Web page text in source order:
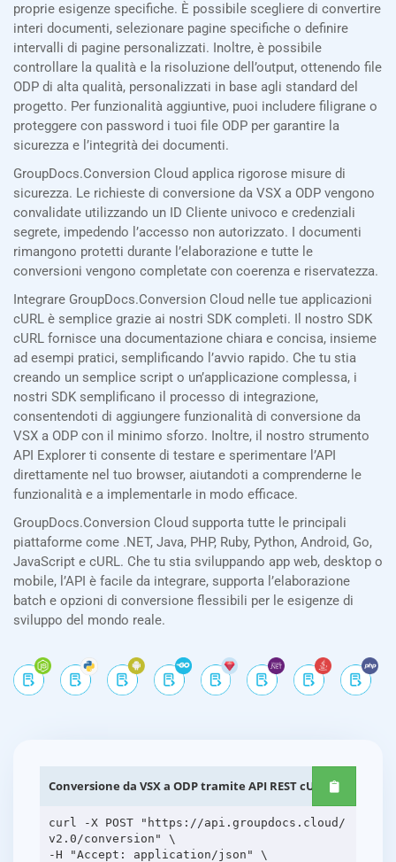
proprie esigenze specifiche. È possibile scegliere di convertire
interi documenti, selezionare pagine specifiche o definire
intervalli di pagine personalizzati. Inoltre, è possibile
controllare la qualità e la risoluzione dell’output, ottenendo file
ODP di alta qualità, personalizzati in base agli standard del
progetto. Per funzionalità aggiuntive, puoi includere filigrane o
proteggere con password i tuoi file ODP per garantire la
sicurezza e l’integrità dei documenti.
GroupDocs.Conversion Cloud applica rigorose misure di
sicurezza. Le richieste di conversione da VSX a ODP vengono
convalidate utilizzando un ID Cliente univoco e credenziali
segrete, impedendo l’accesso non autorizzato. I documenti
rimangono protetti durante l’elaborazione e tutte le
conversioni vengono completate con coerenza e riservatezza.
Integrare GroupDocs.Conversion Cloud nelle tue applicazioni
cURL è semplice grazie ai nostri SDK completi. Il nostro SDK
cURL fornisce una documentazione chiara e concisa, insieme
ad esempi pratici, semplificando l’avvio rapido. Che tu stia
creando un semplice script o un’applicazione complessa, i
nostri SDK semplificano il processo di integrazione,
consentendoti di aggiungere funzionalità di conversione da
VSX a ODP con il minimo sforzo. Inoltre, il nostro strumento
API Explorer ti consente di testare e sperimentare l’API
direttamente nel tuo browser, aiutandoti a comprenderne le
funzionalità e a implementarle in modo efficace.
GroupDocs.Conversion Cloud supporta tutte le principali
piattaforme come .NET, Java, PHP, Ruby, Python, Android, Go,
JavaScript e cURL. Che tu stia sviluppando app web, desktop o
mobile, l’API è facile da integrare, supporta l’elaborazione
batch e opzioni di conversione flessibili per le esigenze di
sviluppo del mondo reale.
Conversione da VSX a ODP tramite API REST cURL
curl -X POST "https://api.groupdocs.cloud/
v2.0/conversion" \
-H "Accept: application/json" \